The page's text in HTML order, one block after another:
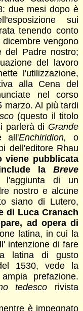
due mesi dopo è
sui
tenendo conto
vengono
del Padre nostro;
del lavoro
l'utilizzazione,
alla Cena del
nel corso
marzo. Al più tardi
(questo il titolo
parlerà di Grande
all'Enchiridion,
o
dell'editore Rhau
viene pubblicata
la
Breve
l'aggiunta di un
nostro e alcune
siano di Lutero,
di Luca Cranach
ad opera di
latina, in cui la
intenzione di fare
latina di gusto
1530, vede la
prefazione.
tedesco rivista
è impegnato